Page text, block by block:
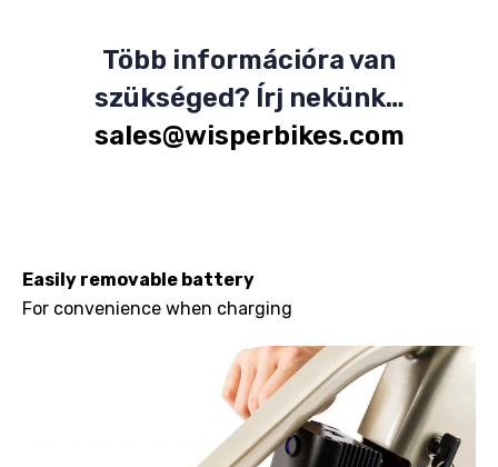
Több információra van
szükséged? Írj nekünk…
sales@wisperbikes.com
Easily removable battery
For convenience when charging